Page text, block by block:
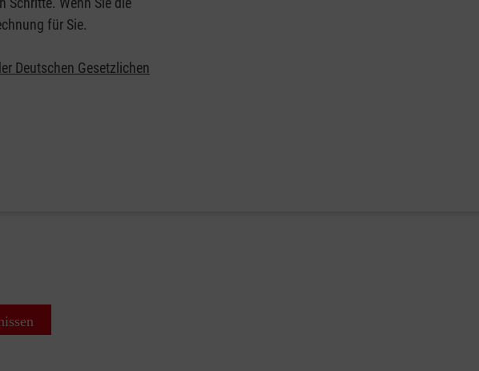
für Sie.
Deutschen Gesetzlichen